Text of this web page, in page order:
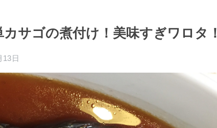
カサゴの煮付け！美味すぎワロタ！
13日